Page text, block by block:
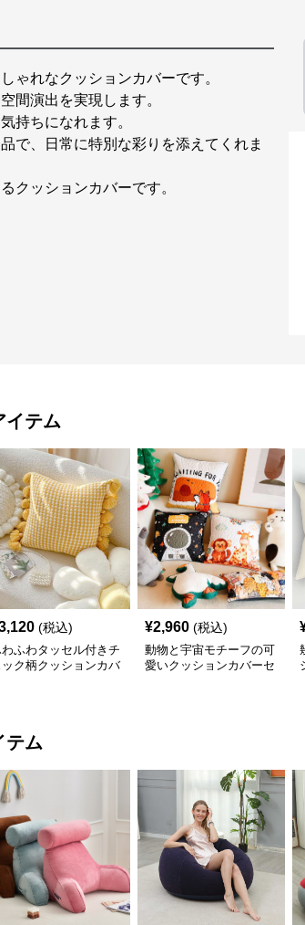
ゃれなクッションカバーです。
間演出を実現します。
持ちになれます。
で、日常に特別な彩りを添えてくれま
クッションカバーです。
イテム
(税込)
ふわタッセル付きチ
ック柄クッションカバ
¥2,960 (税込)
動物と宇宙モチーフの可
愛いクッションカバーセ
テム